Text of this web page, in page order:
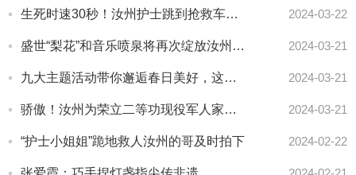
生死时速30秒！汝州护士跳到抢救车上救人…… 2024-03-22
盛世“梨花”和音乐喷泉将再次绽放汝州夜空！ 2024-03-21
九大主题活动带你邂逅春日美好，这样的汝州你怎能不爱？ 2024-03-21
骄傲！汝州为荣立二等功现役军人家庭送喜报 2024-03-21
“护士小姐姐”跪地救人汝州的哥及时拍下 2024-02-22